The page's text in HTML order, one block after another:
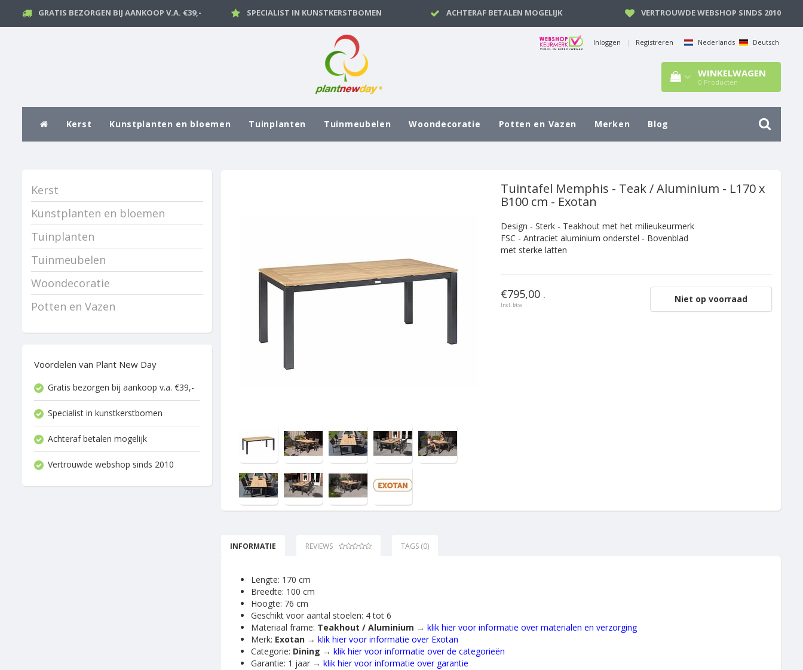
GRATIS BEZORGEN BIJ AANKOOP V.A. €39,- SPECIALIST IN KUNSTKERSTBOMEN ACHTERAF BETALEN MOGELIJK VERTROUWDE WEBSHOP SINDS 2010
Inloggen | Registreren Nederlands Deutsch
WINKELWAGEN
0 Producten
Kerst Kunstplanten en bloemen Tuinplanten Tuinmeubelen Woondecoratie Potten en Vazen Merken Blog
Kerst
Kunstplanten en bloemen
Tuinplanten
Tuinmeubelen
Woondecoratie
Potten en Vazen
Voordelen van Plant New Day
Gratis bezorgen bij aankoop v.a. €39,-
Specialist in kunstkerstbomen
Achteraf betalen mogelijk
Vertrouwde webshop sinds 2010
Tuintafel Memphis - Teak / Aluminium - L170 x
B100 cm - Exotan
Design - Sterk - Teakhout met het milieukeurmerk
FSC - Antraciet aluminium onderstel - Bovenblad
met sterke latten
€795,00 .
Incl. btw
Niet op voorraad
INFORMATIE REVIEWS TAGS (0)
Lengte: 170 cm
Breedte: 100 cm
Hoogte: 76 cm
Geschikt voor aantal stoelen: 4 tot 6
Materiaal frame: Teakhout / Aluminium → klik hier voor informatie over materialen en verzorging
Merk: Exotan→ klik hier voor informatie over Exotan
Categorie: Dining → klik hier voor informatie over de categorieën
Garantie: 1 jaar → klik hier voor informatie over garantie